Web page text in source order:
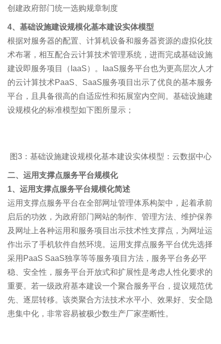
创建政府部门统一选购规章制度
4、基础设施建设规模化基本建设实体模型
根据对服务器的配置、计算机设备和服务器资源的虚拟化技
术布署，相互配合云计算技术管理系统，进而完成基础设施
建设即服务项目（IaaS）。IaaS服务平台也为更高层次人才
的云计算技术PaaS、SaaS服务项目出示了优良的基本服务
平台，且具备很高的自适应性和拓展室内空间。基础设施建
设规模化的标准模型如下图所显示；
图3：基础设施建设规模化基本建设实体模型：云数据中心
二、运用支撑点服务平台规模化
1、运用支撑点服务平台规模化简述
运用支撑点服务平台在全部网址管理体系构架中，起着承前
启后的功效，为政府部门网站的制作、管理方法、维护保养
及网址上各种运用和服务项目出示技术性支撑点，为网址运
作出示了手机软件自然环境。运用支撑点服务平台优先选择
采用PaaS SaaS独享等等服务项目方法，服务平台务必平
稳、安全性，服务平台开放式和扩展性是考虑人性化要求的
重要。若一级政府基本建设一个聚合服务平台，提议规范优
先、逐层转移。该类聚合方法技术水平小、效果好、安全隐
患集中化，非常容易被极少数生产厂家垄断性。